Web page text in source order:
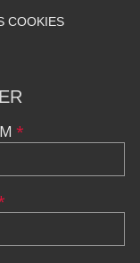
COOKIES
*